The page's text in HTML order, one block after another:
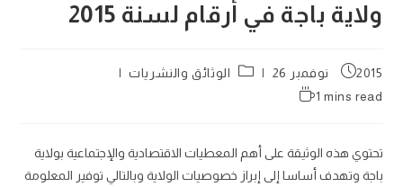
ولاية باجة في أرقام لسنة 2015
Post
2015 نوفمبر 26
Postالوثائق والنشريات
Reading
1 mins read
تحتوي هذه الوثيقة على أهم المعطيات الا‏قتصادية والإجتماعية بولاية
باجة وتهدف أساسا إلى ‏إبراز خصوصيات الولاية وبالتالي توفير المعلومة